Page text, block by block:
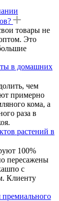
товары не
Это
в домашних
чем
примерно
кома, а
раза в
растений в
100%
пересажены
с
Клиенту